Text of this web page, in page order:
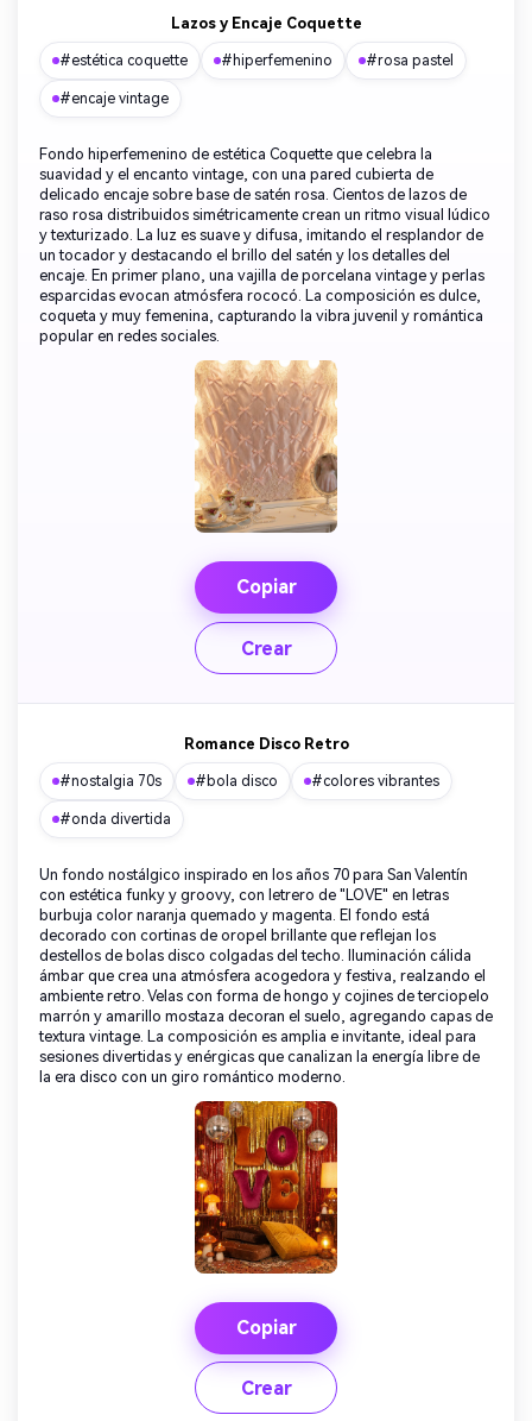
Lazos y Encaje Coquette
#estética coquette #hiperfemenino #rosa pastel
#encaje vintage
Fondo hiperfemenino de estética Coquette que celebra la
suavidad y el encanto vintage, con una pared cubierta de
delicado encaje sobre base de satén rosa. Cientos de lazos de
raso rosa distribuidos simétricamente crean un ritmo visual lúdico
y texturizado. La luz es suave y difusa, imitando el resplandor de
un tocador y destacando el brillo del satén y los detalles del
encaje. En primer plano, una vajilla de porcelana vintage y perlas
esparcidas evocan atmósfera rococó. La composición es dulce,
coqueta y muy femenina, capturando la vibra juvenil y romántica
popular en redes sociales.
Copiar
Crear
Romance Disco Retro
#nostalgia 70s #bola disco #colores vibrantes
#onda divertida
Un fondo nostálgico inspirado en los años 70 para San Valentín
con estética funky y groovy, con letrero de "LOVE" en letras
burbuja color naranja quemado y magenta. El fondo está
decorado con cortinas de oropel brillante que reflejan los
destellos de bolas disco colgadas del techo. Iluminación cálida
ámbar que crea una atmósfera acogedora y festiva, realzando el
ambiente retro. Velas con forma de hongo y cojines de terciopelo
marrón y amarillo mostaza decoran el suelo, agregando capas de
textura vintage. La composición es amplia e invitante, ideal para
sesiones divertidas y enérgicas que canalizan la energía libre de
la era disco con un giro romántico moderno.
Copiar
Crear